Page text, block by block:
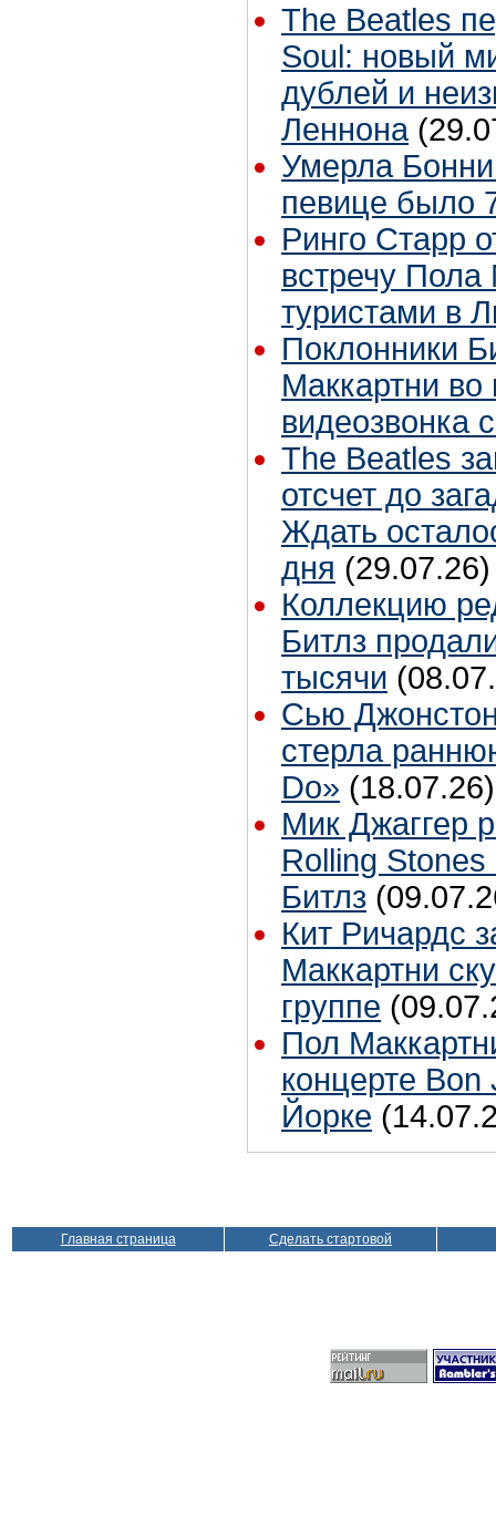
The Beatles
Soul: новый
дублей и
Леннона
Умерла
певице было
Ринго Старр
встречу Пола
туристами в
Поклонники
Маккартни во
видеозвонка
The Beatles
отсчет до
Ждать
дня (29.07.26)
Коллекцию
Битлз
тысячи
Сью
стерла
Do» (18.07.26)
Мик Джаггер
Rolling Stones
Битлз
Кит Ричардс
Маккартни
группе
Пол
концерте
Йорке
Главная страница Сделать стартовой